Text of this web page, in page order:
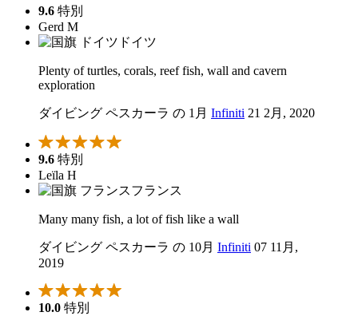
9.6 特別
Gerd M
ドイツ
Plenty of turtles, corals, reef fish, wall and cavern
exploration
ダイビング ペスカーラ の 1月 Infiniti 21 2月, 2020
9.6 特別
Leïla H
フランス
Many many fish, a lot of fish like a wall
ダイビング ペスカーラ の 10月 Infiniti 07 11月,
2019
10.0 特別